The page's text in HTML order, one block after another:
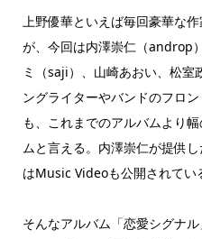
上野優華といえば毎回豪華な
が、今回は内澤崇仁（androp
ミ（saji）、山崎あおい、松室
ングライターやバンドのフロ
も、これまでのアルバムより
ムと言える。内澤崇仁が提供
はMusic Videoも公開されてい
そんなアルバム「恋愛シグナ